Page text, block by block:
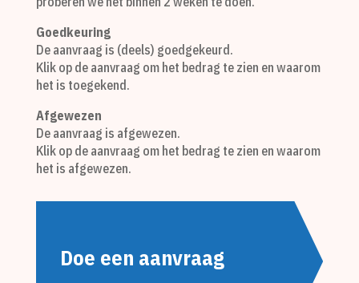
Goedkeuring
De aanvraag is (deels) goedgekeurd.
Klik op de aanvraag om het bedrag te zien en waarom
het is toegekend.
Afgewezen
De aanvraag is afgewezen.
Klik op de aanvraag om het bedrag te zien en waarom
het is afgewezen.
Doe een aanvraag